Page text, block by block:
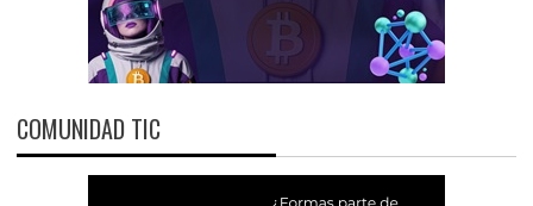
COMUNIDAD TIC